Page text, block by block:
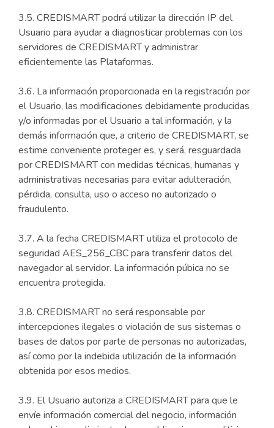
3.5. CREDISMART podrá utilizar la dirección IP del
Usuario para ayudar a diagnosticar problemas con los
servidores de CREDISMART y administrar
eficientemente las Plataformas.
3.6. La información proporcionada en la registración por
el Usuario, las modificaciones debidamente producidas
y/o informadas por el Usuario a tal información, y la
demás información que, a criterio de CREDISMART, se
estime conveniente proteger es, y será, resguardada
por CREDISMART con medidas técnicas, humanas y
administrativas necesarias para evitar adulteración,
pérdida, consulta, uso o acceso no autorizado o
fraudulento.
3.7. A la fecha CREDISMART utiliza el protocolo de
seguridad AES_256_CBC para transferir datos del
navegador al servidor. La información púbica no se
encuentra protegida.
3.8. CREDISMART no será responsable por
intercepciones ilegales o violación de sus sistemas o
bases de datos por parte de personas no autorizadas,
así como por la indebida utilización de la información
obtenida por esos medios.
3.9. El Usuario autoriza a CREDISMART para que le
envíe información comercial del negocio, información